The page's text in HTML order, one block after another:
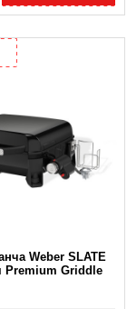
Weber SLATE
Premium Griddle